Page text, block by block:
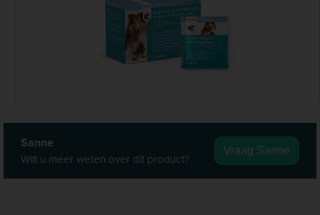
Sanne
Wilt u meer weten over dit product?
Vraag Sanne